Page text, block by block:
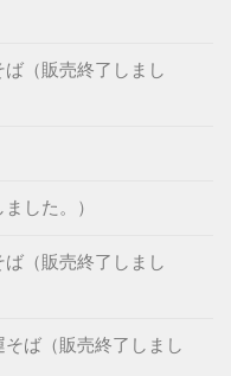
（販売終了しまし
した。）
（販売終了しまし
ば（販売終了しまし